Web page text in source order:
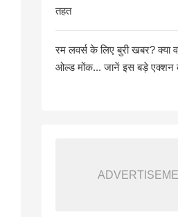
तहत
रम लवर्स के लिए बुरी खबर? क्या
ओल्ड मोंक... जानें इस बड़े एक्शन